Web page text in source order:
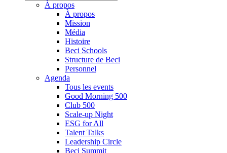
À propos
À propos
Mission
Média
Histoire
Beci Schools
Structure de Beci
Personnel
Agenda
Tous les events
Good Morning 500
Club 500
Scale-up Night
ESG for All
Talent Talks
Leadership Circle
Beci Summit